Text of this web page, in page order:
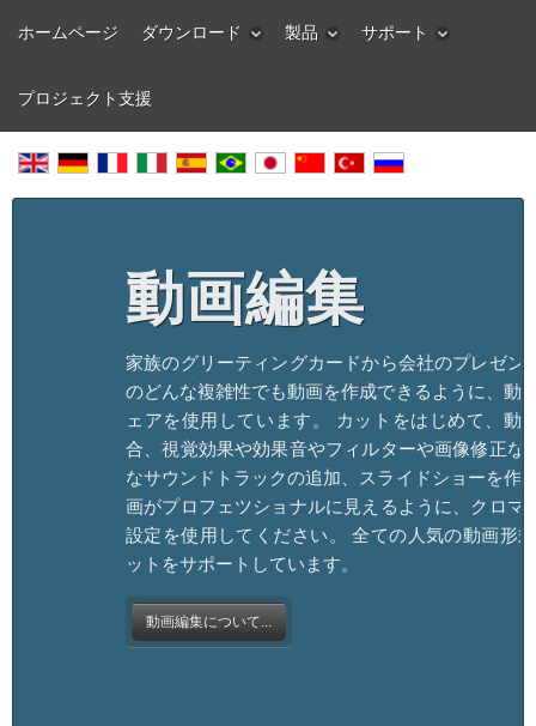
ホームページ ダウンロード 製品 サポート
プロジェクト支援
動画編集
家族のグリーティングカードから会社のプレゼン
のどんな複雑性でも動画を作成できるように、動
ェアを使用しています。 カットをはじめて、動
合、視覚効果や効果音やフィルターや画像修正な
なサウンドトラックの追加、スライドショーを作
画がプロフェツショナルに見えるように、クロマ
設定を使用してください。 全ての人気の動画形
ットをサポートしています。
動画編集について...